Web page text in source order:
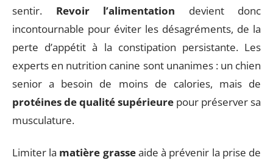
sentir. Revoir l’alimentation devient donc
incontournable pour éviter les désagréments, de la
perte d’appétit à la constipation persistante. Les
experts en nutrition canine sont unanimes : un chien
senior a besoin de moins de calories, mais de
protéines de qualité supérieure pour préserver sa
musculature.
Limiter la matière grasseaide à prévenir la prise de